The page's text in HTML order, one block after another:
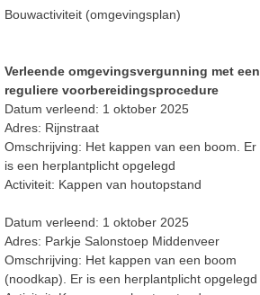
Bouwactiviteit (omgevingsplan)
Verleende omgevingsvergunning met een
reguliere voorbereidingsprocedure
Datum verleend: 1 oktober 2025
Adres: Rijnstraat
Omschrijving: Het kappen van een boom. Er
is een herplantplicht opgelegd
Activiteit: Kappen van houtopstand
Datum verleend: 1 oktober 2025
Adres: Parkje Salonstoep Middenveer
Omschrijving: Het kappen van een boom
(noodkap). Er is een herplantplicht opgelegd